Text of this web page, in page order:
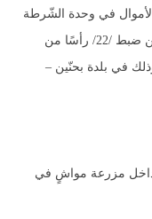
الأموال في وحدة الشّرطة
القضائيّة، تمكّنت عناصره بتاريخ 07-01-2026 من ضبط /22/ رأسًا من
في بلدة بحنّين –
داخل مزرعة مواشٍ في